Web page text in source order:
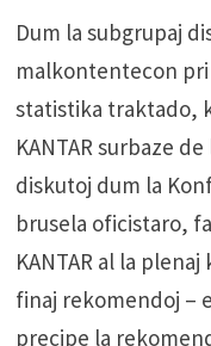
Dum la subgrupaj
malkontentecon
statistika traktado,
KANTAR surbaze
diskutoj dum la
brusela oficistaro,
KANTAR al la
finaj rekomendoj –
precipe la